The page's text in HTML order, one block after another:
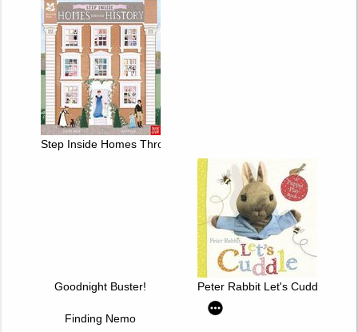
Step Inside Homes Through History
Goodnight Buster! Peter Rabbit Let's Cuddle : A
Finding Nemo